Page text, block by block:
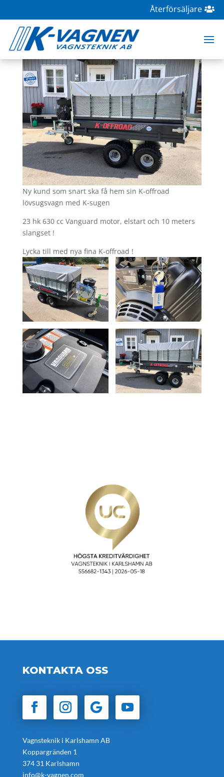
Återförsäljare
K-Offroad Svart
aug 19, 2021|K--Offroad
Ny kund som snart ska få hem sin K-offroad
lövsugsvagn med K-sugen
23 hk 630 cc Vanguard motor, elstart och 10 meters
slangset !
Lycka till med nya fina K-offroad !
KONTAKTA OSS
Vagnsteknik i Karlshamn AB
Koppargränden 1
374 31 Karlshamn
info@k-vagnen.com